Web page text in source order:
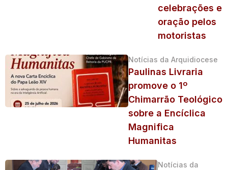
celebrações e
oração pelos
motoristas
Notícias da Arquidiocese
Paulinas Livraria
promove o 1º
Chimarrão Teológico
sobre a Encíclica
Magnifica
Humanitas
Notícias da